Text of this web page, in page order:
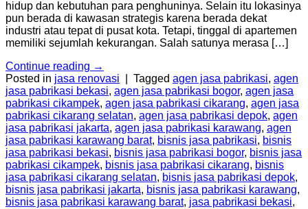
hidup dan kebutuhan para penghuninya. Selain itu lokasinya
pun berada di kawasan strategis karena berada dekat
industri atau tepat di pusat kota. Tetapi, tinggal di apartemen
memiliki sejumlah kekurangan. Salah satunya merasa […]
Continue reading →
Posted in jasa renovasi Tagged agen jasa pabrikasi, agen
jasa pabrikasi bekasi, agen jasa pabrikasi bogor, agen jasa
pabrikasi cikampek, agen jasa pabrikasi cikarang, agen jasa
pabrikasi cikarang selatan, agen jasa pabrikasi depok, agen
jasa pabrikasi jakarta, agen jasa pabrikasi karawang, agen
jasa pabrikasi karawang barat, bisnis jasa pabrikasi, bisnis
jasa pabrikasi bekasi, bisnis jasa pabrikasi bogor, bisnis jasa
pabrikasi cikampek, bisnis jasa pabrikasi cikarang, bisnis
jasa pabrikasi cikarang selatan, bisnis jasa pabrikasi depok,
bisnis jasa pabrikasi jakarta, bisnis jasa pabrikasi karawang,
bisnis jasa pabrikasi karawang barat, jasa pabrikasi bekasi,